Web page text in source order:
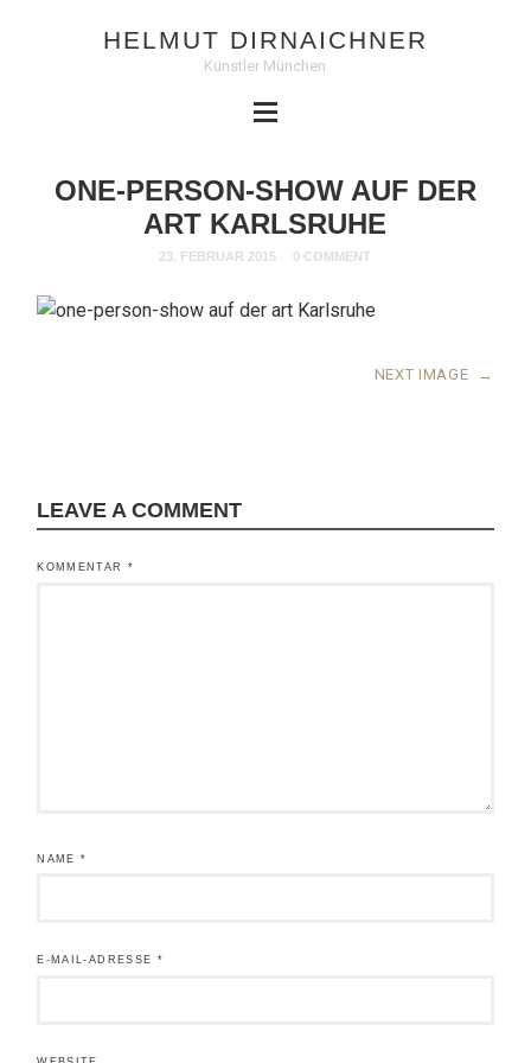
HELMUT DIRNAICHNER
Künstler München
ONE-PERSON-SHOW AUF DER
ART KARLSRUHE
23. FEBRUAR 2015 0 COMMENT
NEXT IMAGE →
LEAVE A COMMENT
KOMMENTAR *
NAME*
E-MAIL-ADRESSE *